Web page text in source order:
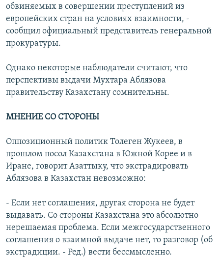
обвиняемых в совершении преступлений из
европейских стран на условиях взаимности, -
сообщил официальный представитель генеральной
прокуратуры.
Однако некоторые наблюдатели считают, что
перспективы выдачи Мухтара Аблязова
правительству Казахстану сомнительны.
МНЕНИЕ СО СТОРОНЫ
Оппозиционный политик Толеген Жукеев, в
прошлом посол Казахстана в Южной Корее и в
Иране, говорит Азаттыку, что экстрадировать
Аблязова в Казахстан невозможно:
- Если нет соглашения, другая сторона не будет
выдавать. Со стороны Казахстана это абсолютно
нерешаемая проблема. Если межгосударственного
соглашения о взаимной выдаче нет, то разговор (об
экстрадиции. - Ред.) вести бессмысленно.